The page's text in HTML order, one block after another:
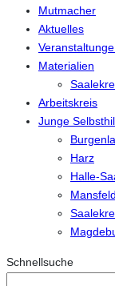
Mutmacher
Aktuelles
Materialien
Arbeitskreis
Junge
Harz
Halle-
Schnellsuche